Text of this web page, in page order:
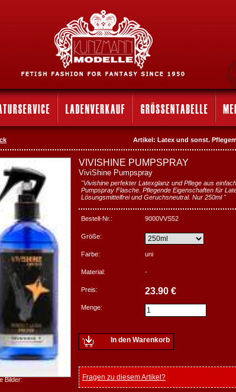
Artikel: Latex und sonst.
Bilder:
VIVISHINE PUMPSPRAY
ViviShine Pumpspray
"Vivishine perfekter Latexglanz und Pflege aus
Pumpspray Flasche. Pflegende Eigenschaften für
Lösungsmittelfrei und Geruchsneutral. Nur 250ml "
Bestell-Nr.: 9000VVS52
Größe:
Farbe: uni
Material: -
Preis: 23.90 €
Menge:
In den Warenkorb
Fragen zu diesem Artikel?